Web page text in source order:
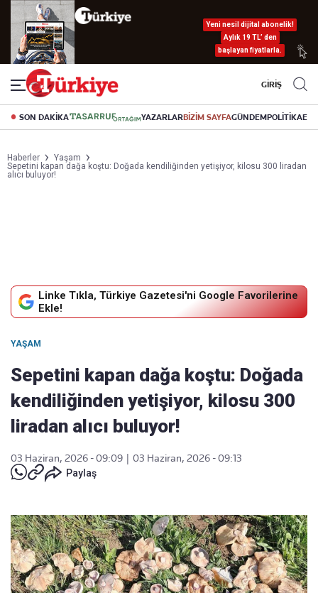
Yeni nesil dijital abonelik!
Aylık 19 TL’ den
başlayan fiyatlarla.
GİRİŞ
SON DAKİKA YAZARLARBİZİM SAYFAGÜNDEMPOLİTİKA
Haberler
Yaşam
Sepetini kapan dağa koştu: Doğada kendiliğinden yetişiyor, kilosu 300 liradan
alıcı buluyor!
Linke Tıkla, Türkiye Gazetesi'ni Google Favorilerine
Ekle!
YAŞAM
Sepetini kapan dağa koştu: Doğada
kendiliğinden yetişiyor, kilosu 300
liradan alıcı buluyor!
03 Haziran, 2026 - 09:09
03 Haziran, 2026 - 09:13
Paylaş